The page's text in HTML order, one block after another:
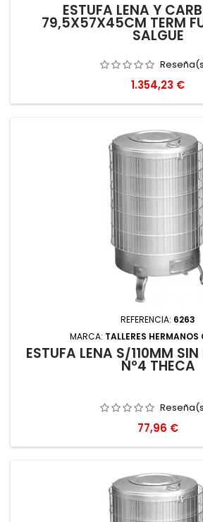
ESTUFA LEÑA Y
79,5X57X45CM TERM
SALGUE
Precio
1.354,23 €
REFERENCIA: 6263
MARCA: TALLERES
ESTUFA LEÑA S/110MM SIN
Nº4 THECA
Precio
77,96 €